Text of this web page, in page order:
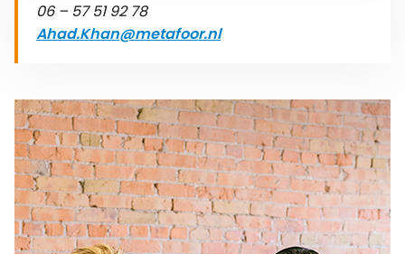
06 – 57 51 92 78
Ahad.Khan@metafoor.nl